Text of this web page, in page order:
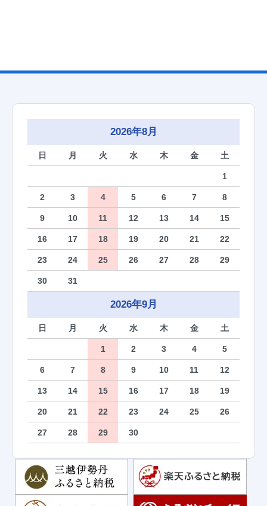
2026年8月
日 月 火 水 木 金 土
1
2 3 4 5 6 7 8
9 10 11 12 13 14 15
16 17 18 19 20 21 22
23 24 25 26 27 28 29
30 31
2026年9月
日 月 火 水 木 金 土
1 2 3 4 5
6 7 8 9 10 11 12
13 14 15 16 17 18 19
20 21 22 23 24 25 26
27 28 29 30